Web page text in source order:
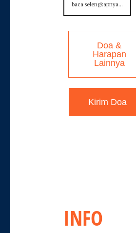
baca selengkapnya...
Doa &
Harapan
Lainnya
Kirim Doa
INFO